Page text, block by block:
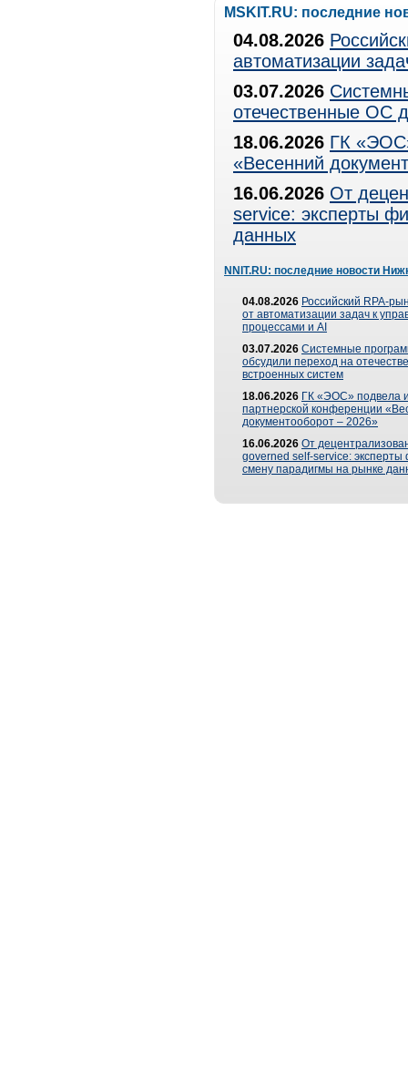
MSKIT.RU: последние
04.08.2026
автоматизации
03.07.2026
отечественные ОС
18.06.2026 ГК
«Весенний
16.06.2026 От
service: эксперты
данных
NNIT.RU: последние новости
04.08.2026 Российский RPA-
от автоматизации задач к
процессами и AI
03.07.2026 Системные
обсудили переход на
встроенных систем
18.06.2026 ГК «ЭОС» подвела
партнерской конференции
документооборот – 2026»
16.06.2026 От
governed self-service: эксперты
смену парадигмы на рынке